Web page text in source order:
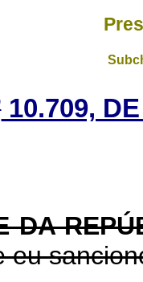
10.709,
DA
eu